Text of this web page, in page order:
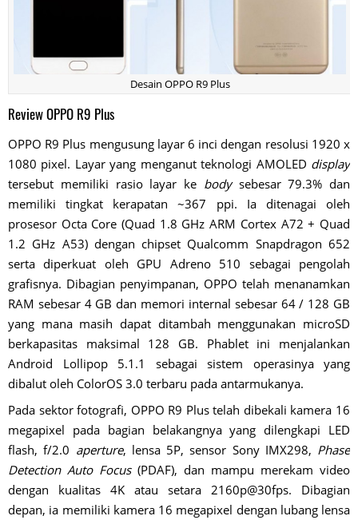
Desain OPPO R9 Plus
Review OPPO R9 Plus
OPPO R9 Plus mengusung layar 6 inci dengan resolusi 1920 x
1080 pixel. Layar yang menganut teknologi AMOLED display
tersebut memiliki rasio layar ke bodysebesar 79.3% dan
memiliki tingkat kerapatan ~367 ppi. Ia ditenagai oleh
prosesor Octa Core (Quad 1.8 GHz ARM Cortex A72 + Quad
1.2 GHz A53) dengan chipset Qualcomm Snapdragon 652
serta diperkuat oleh GPU Adreno 510 sebagai pengolah
grafisnya. Dibagian penyimpanan, OPPO telah menanamkan
RAM sebesar 4 GB dan memori internal sebesar 64 / 128 GB
yang mana masih dapat ditambah menggunakan microSD
berkapasitas maksimal 128 GB. Phablet ini menjalankan
Android Lollipop 5.1.1 sebagai sistem operasinya yang
dibalut oleh ColorOS 3.0 terbaru pada antarmukanya.
Pada sektor fotografi, OPPO R9 Plus telah dibekali kamera 16
megapixel pada bagian belakangnya yang dilengkapi LED
flash, f/2.0 aperture, lensa 5P, sensor Sony IMX298, Phase
Detection Auto Focus(PDAF), dan mampu merekam video
dengan kualitas 4K atau setara 2160p@30fps. Dibagian
depan, ia memiliki kamera 16 megapixel dengan lubang lensa